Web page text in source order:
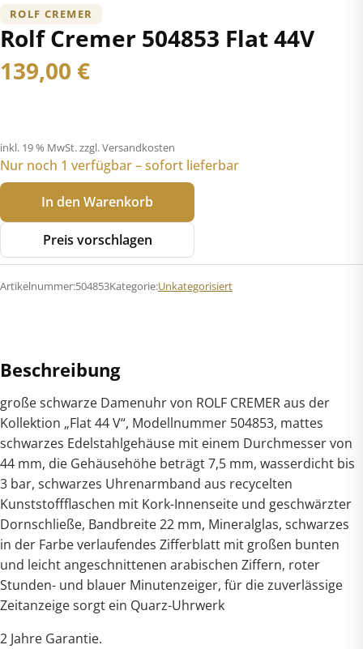
ROLF CREMER
Rolf Cremer 504853 Flat 44V
139,00 €
inkl. 19 % MwSt.zzgl. Versandkosten
Nur noch 1 verfügbar – sofort lieferbar
Rolf
Cremer
504853
Flat
Menge
In den Warenkorb
Preis vorschlagen
Artikelnummer:504853Kategorie:Unkategorisiert
Beschreibung
große schwarze Damenuhr von ROLF CREMER aus der
Kollektion „Flat 44 V“, Modellnummer 504853, mattes
schwarzes Edelstahlgehäuse mit einem Durchmesser von
44 mm, die Gehäusehöhe beträgt 7,5 mm, wasserdicht bis
3 bar, schwarzes Uhrenarmband aus recycelten
Kunststoffflaschen mit Kork-Innenseite und geschwärzter
Dornschließe, Bandbreite 22 mm, Mineralglas, schwarzes
in der Farbe verlaufendes Zifferblatt mit großen bunten
und leicht angeschnittenen arabischen Ziffern, roter
Stunden- und blauer Minutenzeiger, für die zuverlässige
Zeitanzeige sorgt ein Quarz-Uhrwerk
2 Jahre Garantie.